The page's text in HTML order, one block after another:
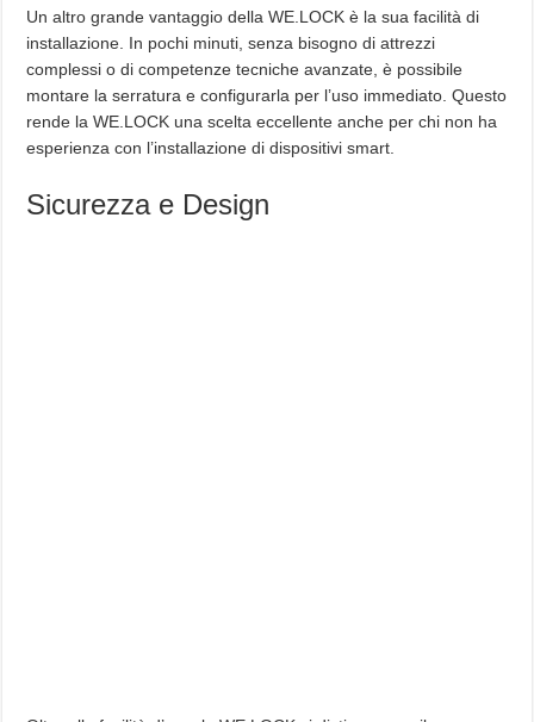
Un altro grande vantaggio della WE.LOCK è la sua facilità di
installazione. In pochi minuti, senza bisogno di attrezzi
complessi o di competenze tecniche avanzate, è possibile
montare la serratura e configurarla per l’uso immediato. Questo
rende la WE.LOCK una scelta eccellente anche per chi non ha
esperienza con l’installazione di dispositivi smart.
Sicurezza e Design